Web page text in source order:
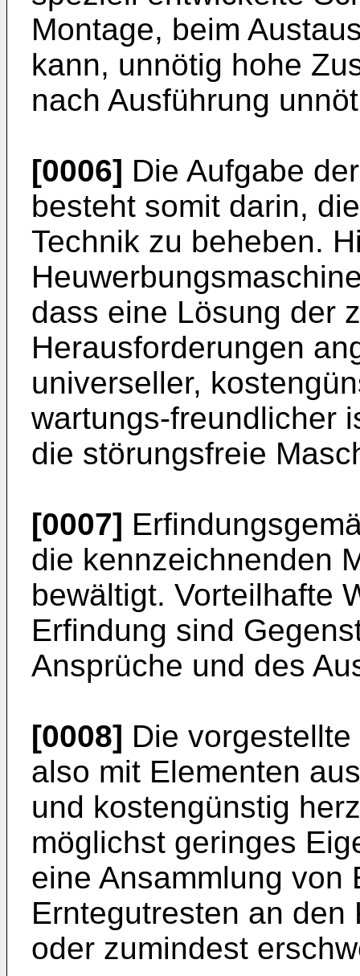
Montage, beim
kann, unnötig hohe
nach Ausführung
[0006] Die Aufgabe
besteht somit darin,
Technik zu beheben.
dass eine Lösung der
Herausforderungen
universeller,
wartungs-freundlicher
die störungsfreie
[0007]
die kennzeichnenden
bewältigt. Vorteilhafte
Erfindung sind
Ansprüche und des
[0008] Die
also mit Elementen
und kostengünstig
möglichst geringes
eine Ansammlung von
Erntegutresten an
oder zumindest